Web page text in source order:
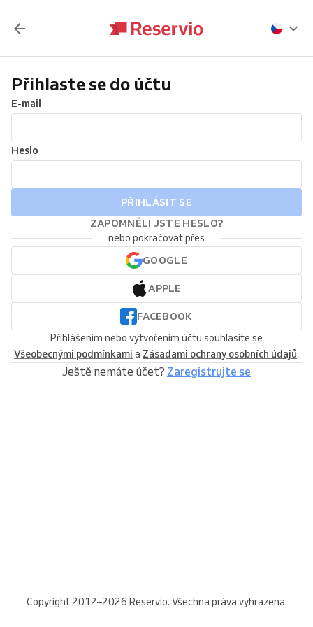
Přihlaste se do účtu
E-mail
Heslo
PŘIHLÁSIT SE
ZAPOMNĚLI JSTE HESLO?
nebo pokračovat přes
GOOGLE
APPLE
FACEBOOK
Přihlášením nebo vytvořením účtu souhlasíte se
Všeobecnými podmínkami a Zásadami ochrany osobních údajů.
Ještě nemáte účet? Zaregistrujte se
Copyright 2012–2026 Reservio. Všechna práva vyhrazena.